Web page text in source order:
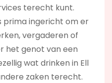
terecht kunt.
prima ingericht om er
vergaderen of
het genot van een
wat drinken in Ell
zaken terecht.